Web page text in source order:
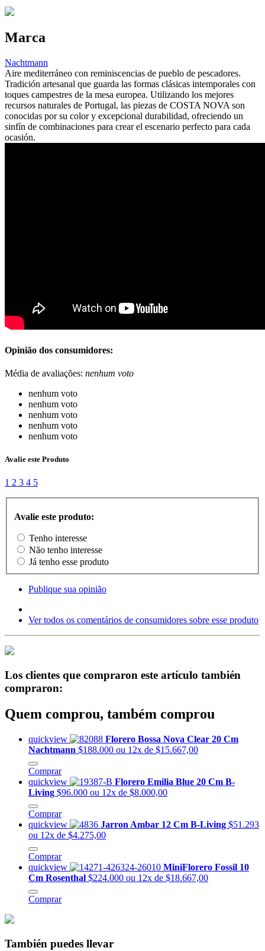
Marca
Nachtmann
Aire mediterráneo con reminiscencias de pueblo de pescadores.
Tradición artesanal que guarda las formas clásicas intemporales con
toques campestres de la mesa europea. Utilizando los mejores
recursos naturales de Portugal, las piezas de COSTA NOVA son
conocidas por su color y excepcional durabilidad, ofreciendo un
sinfín de combinaciones para crear el escenario perfecto para cada
ocasión.
Opinião dos consumidores:
Média de avaliações: nenhum voto
nenhum voto
nenhum voto
nenhum voto
nenhum voto
nenhum voto
Avalie este Produto
1 2 3 4 5
Avalie este produto:
Tenho interesse
Não tenho interesse
Já tenho esse produto
Publique sua opinião
Ver todos os comentários de consumidores sobre esse produto
Los clientes que compraron este artículo también
compraron:
Quem comprou, também comprou
quickview
Florero Bossa Nova Clear 20 Cm
Nachtmann $188.000 ou 12x de $15.667,00
Comprar
quickview
Florero Emilia Blue 20 Cm B-
Living $96.000 ou 12x de $8.000,00
Comprar
quickview
Jarron Ambar 12 Cm B-Living $51.293
ou 12x de $4.275,00
Comprar
quickview
MiniFlorero Fossil 10
Cm Rosenthal $224.000 ou 12x de $18.667,00
Comprar
También puedes llevar